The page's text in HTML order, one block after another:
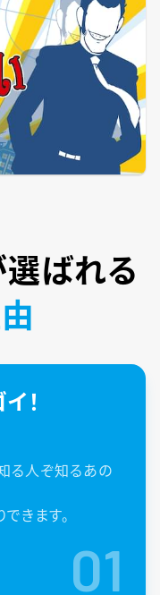
選ばれる
！
る人ぞ知るあの
きます。
01